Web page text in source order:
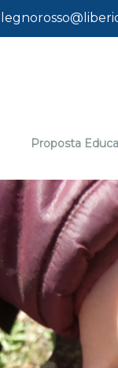
Proposta